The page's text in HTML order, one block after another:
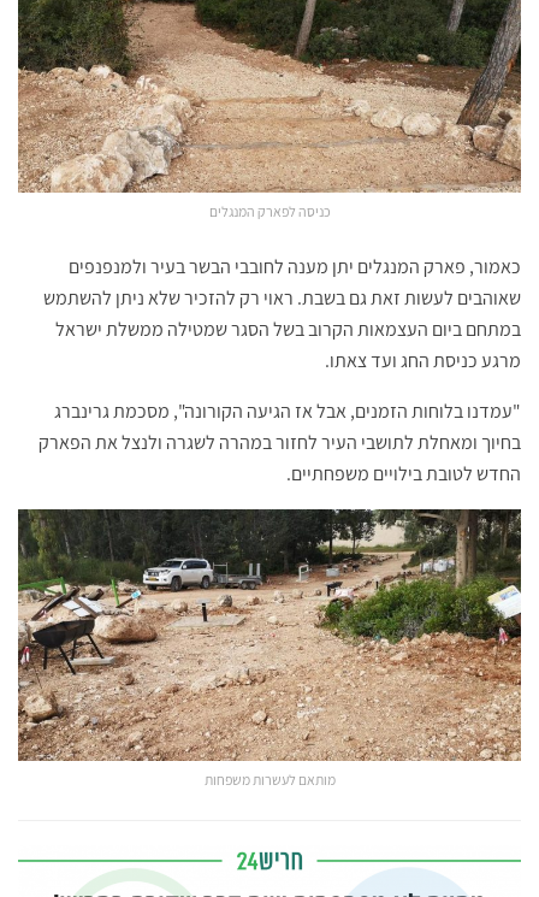
כניסה לפארק המנגלים
כאמור, פארק המנגלים יתן מענה לחובבי הבשר בעיר ולמנפנפים
שאוהבים לעשות זאת גם בשבת. ראוי רק להזכיר שלא ניתן להשתמש
במתחם ביום העצמאות הקרוב בשל הסגר שמטילה ממשלת ישראל
מרגע כניסת החג ועד צאתו.
"עמדנו בלוחות הזמנים, אבל אז הגיעה הקורונה", מסכמת גרינברג
בחיוך ומאחלת לתושבי העיר לחזור במהרה לשגרה ולנצל את הפארק
החדש לטובת בילויים משפחתיים.
מותאם לעשרות משפחות